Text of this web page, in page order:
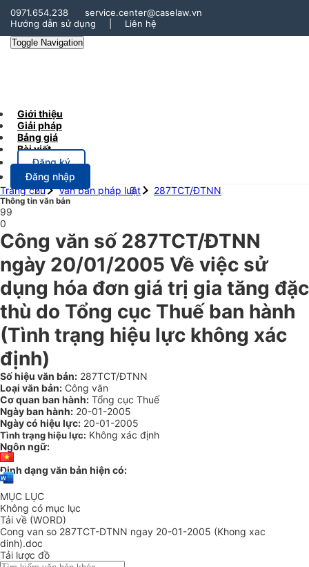
0971.654.238
service.center@caselaw.vn
Hướng dẫn sử dụng
Liên hệ
Toggle Navigation
Giới thiệu
Giải pháp
Bảng giá
Bài viết
Đăng ký
Đăng nhập
Trang chủ
Văn bản pháp luật 287TCT/ĐTNN
Thông tin văn bản
99
0
Công văn số 287TCT/ĐTNN
ngày 20/01/2005 Về việc sử
dụng hóa đơn giá trị gia tăng đặc
thù do Tổng cục Thuế ban hành
(Tình trạng hiệu lực không xác
định)
Số hiệu văn bản: 287TCT/ĐTNN
Loại văn bản: Công văn
Cơ quan ban hành: Tổng cục Thuế
Ngày ban hành: 20-01-2005
Ngày có hiệu lực: 20-01-2005
Tình trạng hiệu lực: Không xác định
Ngôn ngữ:
Định dạng văn bản hiện có:
MỤC LỤC
Không có mục lục
Tải về (WORD)
Cong van so 287TCT-DTNN ngay 20-01-2005 (Khong xac
dinh).doc
Tải lược đồ